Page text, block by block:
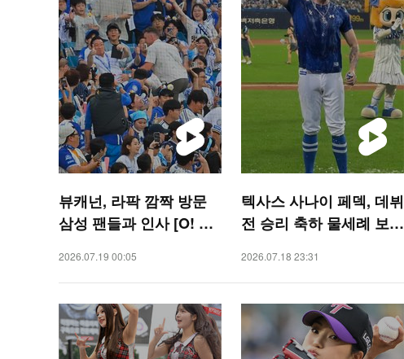
뷰캐넌, 라팍 깜짝 방문
삼성 팬들과 인사 [O! SP
2026.07.19 00:05
텍사스 사나이 페덱, 데뷔
전 승리 축하 물세례 보다
ORTS 숏폼]
2026.07.18 23:31